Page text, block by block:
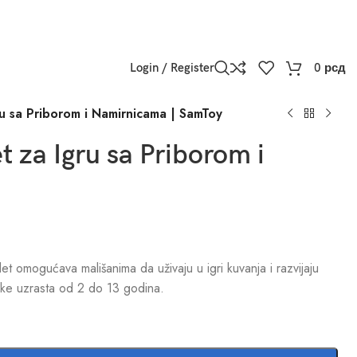
Login / Register 0 рсд
Priborom i Namirnicama | SamToy
za Igru sa Priborom i
mališanima da uživaju u igri kuvanja i razvijaju
uzrasta od 2 do 13 godina.